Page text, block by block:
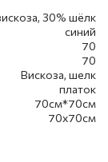
30% шёлк
синий
70
70
Вискоза, шелк
платок
70см*70см
70х70см